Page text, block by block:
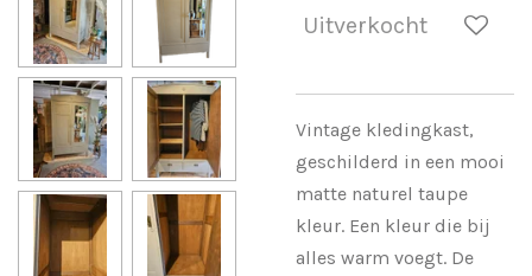
Uitverkocht
Vintage kledingkast,
geschilderd in een mooi
matte naturel taupe
kleur. Een kleur die bij
alles warm voegt. De